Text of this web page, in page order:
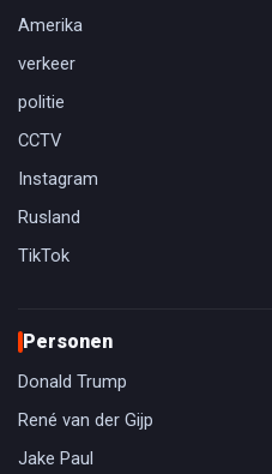
Amerika
verkeer
politie
CCTV
Instagram
Rusland
TikTok
Personen
Donald Trump
René van der Gijp
Jake Paul